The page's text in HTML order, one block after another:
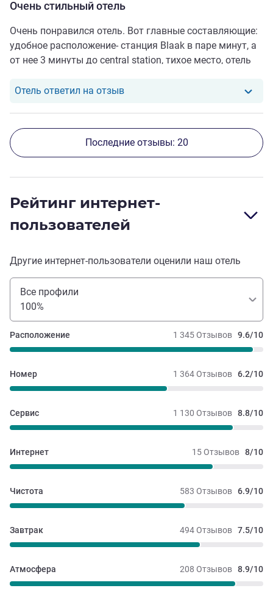
Очень стильный отель
Очень понравился отель. Вот главные составляющие:
удобное расположение- станция Blaak в паре минут, а
от нее 3 минуты до central station, тихое место, отель
номера довольно просторны по адекватной
Отель ответил на отзывОтель ответил на отзыв от
Последние отзывы: 20
Рейтинг интернет-
пользователей
Другие интернет-пользователи оценили наш отель
Все профили
100%
1 345 Отзывов 9.6/10
Расположение
1 364 Отзывов 6.2/10
Номер
1 130 Отзывов 8.8/10
Сервис
15 Отзывов 8/10
Интернет
583 Отзывов 6.9/10
Чистота
494 Отзывов 7.5/10
Завтрак
208 Отзывов 8.9/10
Атмосфера